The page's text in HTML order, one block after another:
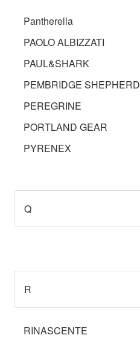
Pantherella
PAOLO ALBIZZATI
PAUL&SHARK
PEMBRIDGE SHEPHERD
PEREGRINE
PORTLAND GEAR
PYRENEX
Q
R
RINASCENTE